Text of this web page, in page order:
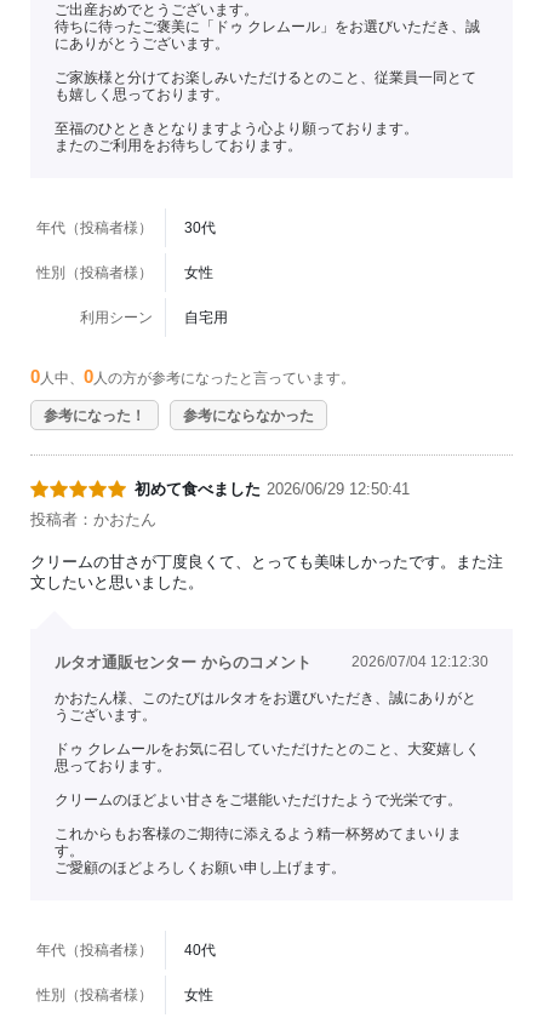
ご出産おめでとうございます。
待ちに待ったご褒美に「ドゥ クレムール」をお選びいただき、誠
にありがとうございます。
ご家族様と分けてお楽しみいただけるとのこと、従業員一同とて
も嬉しく思っております。
至福のひとときとなりますよう心より願っております。
またのご利用をお待ちしております。
年代（投稿者様） 30代
性別（投稿者様） 女性
利用シーン 自宅用
0 人中、 0 人の方が参考になったと言っています。
参考になった！ 参考にならなかった
初めて食べました 2026/06/29 12:50:41
投稿者：かおたん
クリームの甘さが丁度良くて、とっても美味しかったです。また注
文したいと思いました。
ルタオ通販センター からのコメント 2026/07/04 12:12:30
かおたん様、このたびはルタオをお選びいただき、誠にありがと
うございます。
ドゥ クレムールをお気に召していただけたとのこと、大変嬉しく
思っております。
クリームのほどよい甘さをご堪能いただけたようで光栄です。
これからもお客様のご期待に添えるよう精一杯努めてまいりま
す。
ご愛顧のほどよろしくお願い申し上げます。
年代（投稿者様） 40代
性別（投稿者様） 女性